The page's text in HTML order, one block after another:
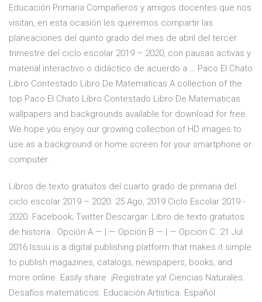
Educación Primaria Compañeros y amigos docentes que nos
visitan, en esta ocasión les queremos compartir las
planeaciones del quinto grado del mes de abril del tercer
trimestre del ciclo escolar 2019 – 2020, con pausas activas y
material interactivo o didáctico de acuerdo a … Paco El Chato
Libro Contestado Libro De Matematicas A collection of the
top Paco El Chato Libro Contestado Libro De Matematicas
wallpapers and backgrounds available for download for free.
We hope you enjoy our growing collection of HD images to
use as a background or home screen for your smartphone or
computer.
Libros de texto gratuitos del cuarto grado de primaria del
ciclo escolar 2019 – 2020. 25 Ago, 2019 Ciclo Escolar 2019 -
2020. Facebook; Twitter Descargar: Libro de texto gratuitos
de historia · Opción A — | — Opción B — | — Opción C. 21 Jul
2016 Issuu is a digital publishing platform that makes it simple
to publish magazines, catalogs, newspapers, books, and
more online. Easily share ¡Regístrate ya! Ciencias Naturales.
Desafíos matemáticos. Educación Artística. Español.